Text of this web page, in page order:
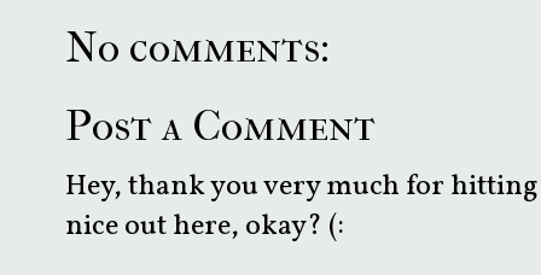
No comments:
Post a Comment
Hey, thank you very much for
nice out here, okay? (: